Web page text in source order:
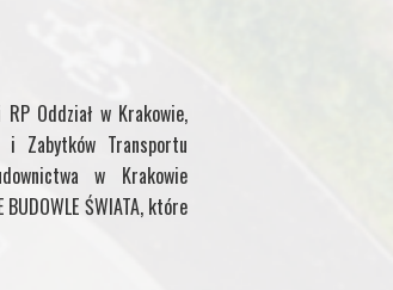
Oddział w Krakowie,
i Zabytków Transportu
w Krakowie
ŚWIATA, które